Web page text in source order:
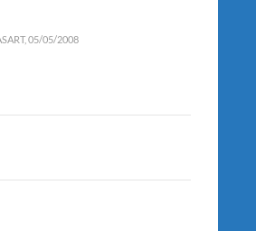
05/05/2008